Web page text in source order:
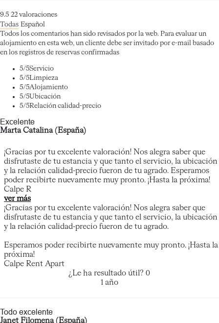
9.5 22 valoraciones
Todas Español
Todos los comentarios han sido revisados por la web. Para evaluar un
alojamiento en esta web, un cliente debe ser invitado por e-mail basado
en los registros de reservas confirmadas
5/5Servicio
5/5Limpieza
5/5Alojamiento
5/5Ubicación
5/5Relación calidad-precio
Excelente
Marta Catalina (España)
¡Gracias por tu excelente valoración! Nos alegra saber que
disfrutaste de tu estancia y que tanto el servicio, la ubicación
y la relación calidad-precio fueron de tu agrado. Esperamos
poder recibirte nuevamente muy pronto. ¡Hasta la próxima!
Calpe R
ver más
¡Gracias por tu excelente valoración! Nos alegra saber que
disfrutaste de tu estancia y que tanto el servicio, la ubicación
y la relación calidad-precio fueron de tu agrado.
Esperamos poder recibirte nuevamente muy pronto. ¡Hasta la
próxima!
Calpe Rent Apart
¿Le ha resultado útil? 0
1 año
Todo excelente
Janet Filomena (España)